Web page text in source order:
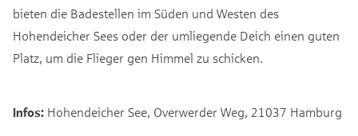
bieten die Badestellen im Süden und Westen des
Hohendeicher Sees oder der umliegende Deich einen guten
Platz, um die Flieger gen Himmel zu schicken.
Infos: Hohendeicher See, Overwerder Weg, 21037 Hamburg